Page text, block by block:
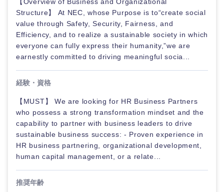
Structure】 At NEC, whose Purpose is to“create social
value through Safety, Security, Fairness, and
Efficiency, and to realize a sustainable society in which
everyone can fully express their humanity,”we are
earnestly committed to driving meaningful socia...
経験・資格
【MUST】 We are looking for HR Business Partners
who possess a strong transformation mindset and the
capability to partner with business leaders to drive
sustainable business success: - Proven experience in
HR business partnering, organizational development,
human capital management, or a relate...
推奨年齢